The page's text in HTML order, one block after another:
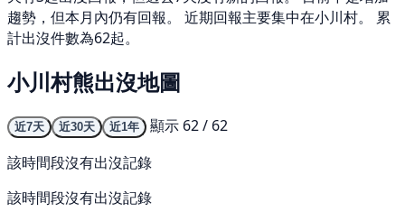
趨勢，但本月內仍有回報。 近期回報主要集中在小川村。 累
計出沒件數為62起。
小川村熊出沒地圖
近7天 近30天 近1年
顯示 62 / 62
該時間段沒有出沒記錄
該時間段沒有出沒記錄